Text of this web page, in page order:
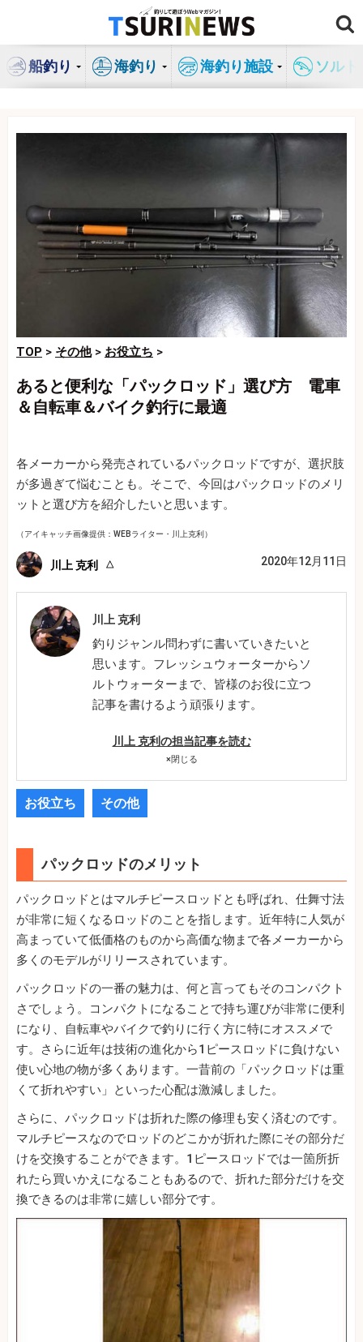
ン
船釣り 海釣り 海釣り施設 ソル
TOP > その他> お役立ち >
あると便利な「パックロッド」選び方 電車
＆自転車＆バイク釣行に最適
各メーカーから発売されているパックロッドですが、選択肢
が多過ぎて悩むことも。そこで、今回はパックロッドのメリ
ットと選び方を紹介したいと思います。
（アイキャッチ画像提供：WEBライター・川上克利）
川上 克利 2020年12月11日
川上 克利
釣りジャンル問わずに書いていきたいと
思います。フレッシュウォーターからソ
ルトウォーターまで、皆様のお役に立つ
記事を書けるよう頑張ります。
川上 克利の担当記事を読む
×閉じる
お役立ち その他
パックロッドのメリット
パックロッドとはマルチピースロッドとも呼ばれ、仕舞寸法
が非常に短くなるロッドのことを指します。近年特に人気が
高まっていて低価格のものから高価な物まで各メーカーから
多くのモデルがリリースされています。
パックロッドの一番の魅力は、何と言ってもそのコンパクト
さでしょう。コンパクトになることで持ち運びが非常に便利
になり、自転車やバイクで釣りに行く方に特にオススメで
す。さらに近年は技術の進化から1ピースロッドに負けない
使い心地の物が多くあります。一昔前の「パックロッドは重
くて折れやすい」といった心配は激減しました。
さらに、パックロッドは折れた際の修理も安く済むのです。
マルチピースなのでロッドのどこかが折れた際にその部分だ
けを交換することができます。1ピースロッドでは一箇所折
れたら買いかえになることもあるので、折れた部分だけを交
換できるのは非常に嬉しい部分です。